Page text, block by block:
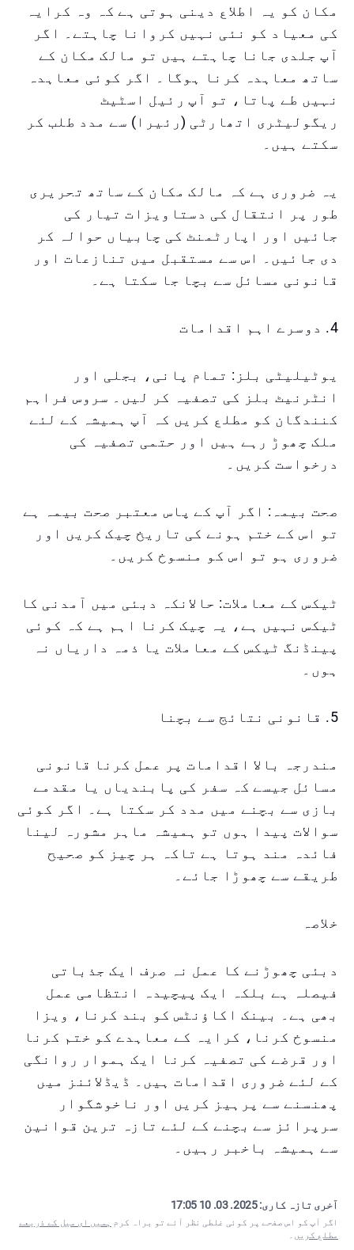
مکان کو یہ اطلاع دینی ہوتی ہے کہ وہ کرایہ
کی معیاد کو نئی نہیں کروانا چاہتے۔ اگر
آپ جلدی جانا چاہتے ہیں تو مالک مکان کے
ساتھ معاہدہ کرنا ہوگا۔ اگر کوئی معاہدہ
نہیں طے پاتا، تو آپ رئیل اسٹیٹ
ریگولیٹری اتھارٹی (رئیرا) سے مدد طلب کر
سکتے ہیں۔
یہ ضروری ہے کہ مالک مکان کے ساتھ تحریری
طور پر انتقال کی دستاویزات تیار کی
جائیں اور اپارٹمنٹ کی چابیاں حوالہ کر
دی جائیں۔ اس سے مستقبل میں تنازعات اور
قانونی مسائل سے بچا جا سکتا ہے۔
4. دوسرے اہم اقدامات
یوٹیلیٹی بلز: تمام پانی، بجلی اور
انٹرنیٹ بلز کی تصفیہ کر لیں۔ سروس فراہم
کنندگان کو مطلع کریں کہ آپ ہمیشہ کے لئے
ملک چھوڑ رہے ہیں اور حتمی تصفیہ کی
درخواست کریں۔
صحت بیمہ: اگر آپ کے پاس معتبر صحت بیمہ ہے
تو اس کے ختم ہونے کی تاریخ چیک کریں اور
ضروری ہو تو اس کو منسوخ کریں۔
ٹیکس کے معاملات: حالانکہ دبئی میں آمدنی کا
ٹیکس نہیں ہے، یہ چیک کرنا اہم ہے کہ کوئی
پینڈنگ ٹیکس کے معاملات یا ذمہ داریاں نہ
ہوں۔
5. قانونی نتائج سے بچنا
مندرجہ بالا اقدامات پر عمل کرنا قانونی
مسائل جیسے کہ سفر کی پابندیاں یا مقدمے
بازی سے بچنے میں مدد کر سکتا ہے۔ اگر کوئی
سوالات پیدا ہوں تو ہمیشہ ماہر مشورہ لینا
فائدہ مند ہوتا ہے تاکہ ہر چیز کو صحیح
طریقے سے چھوڑا جائے۔
خلاصہ
دبئی چھوڑنے کا عمل نہ صرف ایک جذباتی
فیصلہ ہے بلکہ ایک پیچیدہ انتظامی عمل
بھی ہے۔ بینک اکاؤنٹس کو بند کرنا، ویزا
منسوخ کرنا، کرایہ کے معاہدے کو ختم کرنا
اور قرضے کی تصفیہ کرنا ایک ہموار روانگی
کے لئے ضروری اقدامات ہیں۔ ڈیڈلائنز میں
پھنسنے سے پرہیز کریں اور ناخوشگوار
سرپرائز سے بچنے کے لئے تازہ ترین قوانین
سے ہمیشہ باخبر رہیں۔
آخری تازہ کاری:2025. 03. 10 17:05
اگر آپ کو اس صفحے پر کوئی غلطی نظر آئے تو براہ کرم ہمیں ای میل کے ذریعے
مطلع کریں ۔